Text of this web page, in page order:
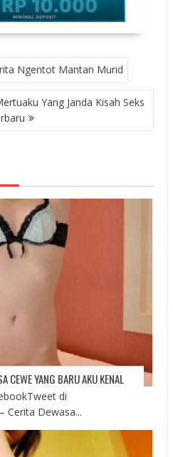
Ngentot Mantan Murid
Yang Janda Kisah Seks
CEWE YANG BARU AKU KENAL
di
Cerita Dewasa...